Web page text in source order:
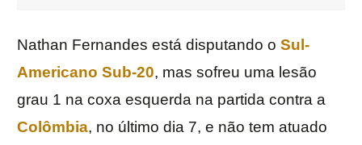
Nathan Fernandes está disputando o Sul-
Americano Sub-20, mas sofreu uma lesão
grau 1 na coxa esquerda na partida contra a
Colômbia, no último dia 7, e não tem atuado